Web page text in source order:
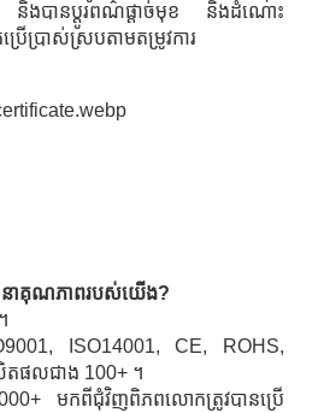
និងបានប្តូរពណ៌ផ្តាច់មុខ និងដំណោះ
រើប្រាស់ស្របតាមតម្រូវការ
ធានាគុណភាពរបស់យើង?
ISO14001, CE, ROHS,
ផលជាង 100+ ។
មកពីជុំវិញពិភពលោកត្រូវបានប្រើ